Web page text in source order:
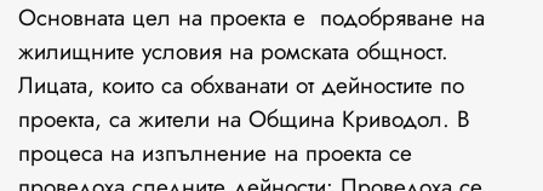
Основната цел на проекта е подобряване на
жилищните условия на ромската общност.
Лицата, които са обхванати от дейностите по
проекта, са жители на Община Криводол. В
процеса на изпълнение на проекта се